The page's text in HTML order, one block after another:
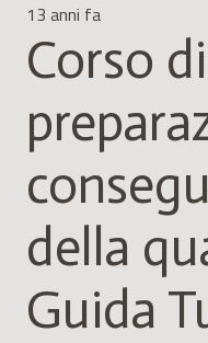
13 anni fa
Corso di
della
Guida